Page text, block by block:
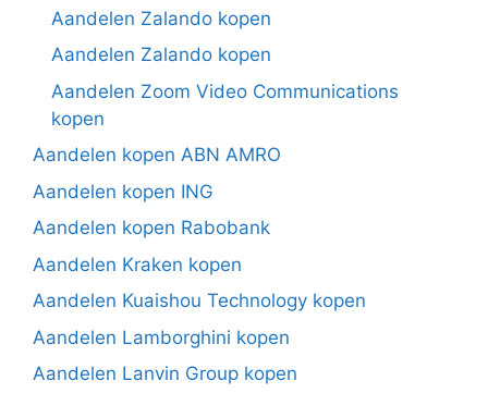
Aandelen Zalando kopen
Aandelen Zalando kopen
Aandelen Zoom Video Communications
kopen
Aandelen kopen ABN AMRO
Aandelen kopen ING
Aandelen kopen Rabobank
Aandelen Kraken kopen
Aandelen Kuaishou Technology kopen
Aandelen Lamborghini kopen
Aandelen Lanvin Group kopen